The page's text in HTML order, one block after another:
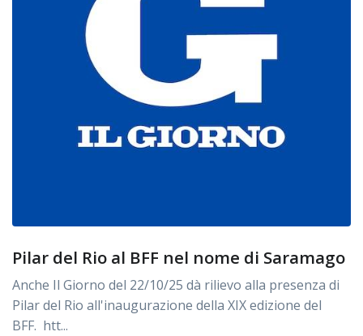
Pilar del Rio al BFF nel nome di Saramago
Anche Il Giorno del 22/10/25 dà rilievo alla presenza di
Pilar del Rio all'inaugurazione della XIX edizione del
BFF. htt...